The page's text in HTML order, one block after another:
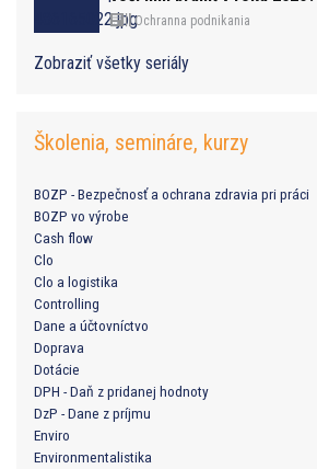
Ochranna podnikania
Zobraziť všetky seriály
Školenia, semináre, kurzy
BOZP - Bezpečnosť a ochrana zdravia pri práci
BOZP vo výrobe
Cash flow
Clo
Clo a logistika
Controlling
Dane a účtovníctvo
Doprava
Dotácie
DPH - Daň z pridanej hodnoty
DzP - Dane z príjmu
Enviro
Environmentalistika